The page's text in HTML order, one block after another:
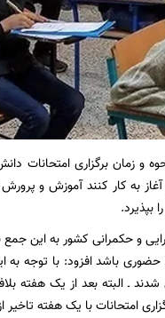
و زمان برگزاری امتحانات
به کار کنند آموزش و
و حکمرانی کشور به این
باشد افزود: با توجه به
ـ البته بعد از یک هفته
تاخیر از ۹ خرداد ماه برنامه ریزی شده